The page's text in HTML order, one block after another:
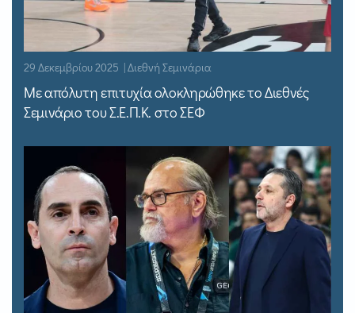
29 Δεκεμβρίου 2025 | Διεθνή Σεμινάρια
Με απόλυτη επιτυχία ολοκληρώθηκε το Διεθνές
Σεμινάριο του Σ.Ε.Π.Κ. στο ΣΕΦ